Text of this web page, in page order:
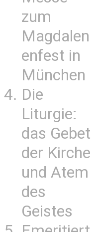
zum
Magdalen
enfest in
München
Die
Liturgie:
das Gebet
der Kirche
und Atem
des
Geistes